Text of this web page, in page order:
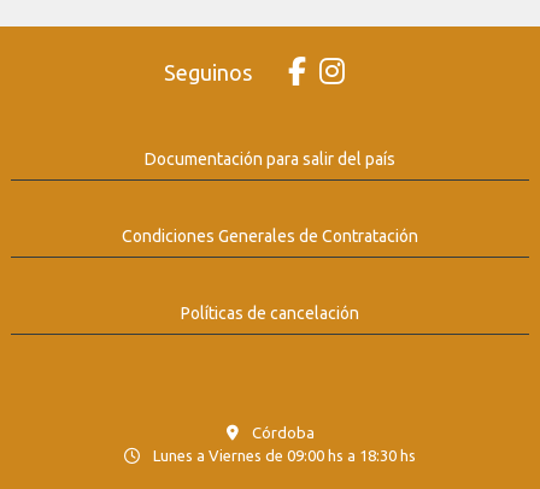
Seguinos
Documentación para salir del país
Condiciones Generales de Contratación
Políticas de cancelación
Córdoba
Lunes a Viernes de 09:00 hs a 18:30 hs